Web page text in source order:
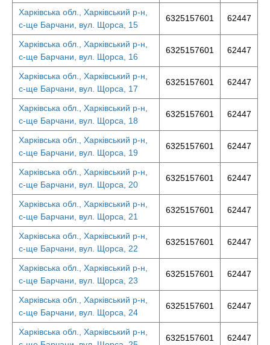
Харківська обл., Харківський р-н,
с-ще Барчани, вул. Щорса, 15
6325157601 62447
Харківська обл., Харківський р-н,
с-ще Барчани, вул. Щорса, 16
6325157601 62447
Харківська обл., Харківський р-н,
с-ще Барчани, вул. Щорса, 17
6325157601 62447
Харківська обл., Харківський р-н,
с-ще Барчани, вул. Щорса, 18
6325157601 62447
Харківська обл., Харківський р-н,
с-ще Барчани, вул. Щорса, 19
6325157601 62447
Харківська обл., Харківський р-н,
с-ще Барчани, вул. Щорса, 20
6325157601 62447
Харківська обл., Харківський р-н,
с-ще Барчани, вул. Щорса, 21
6325157601 62447
Харківська обл., Харківський р-н,
с-ще Барчани, вул. Щорса, 22
6325157601 62447
Харківська обл., Харківський р-н,
с-ще Барчани, вул. Щорса, 23
6325157601 62447
Харківська обл., Харківський р-н,
с-ще Барчани, вул. Щорса, 24
6325157601 62447
Харківська обл., Харківський р-н,
6325157601 62447